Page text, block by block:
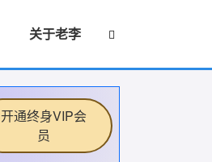
关于老李
开通终身VIP会
员